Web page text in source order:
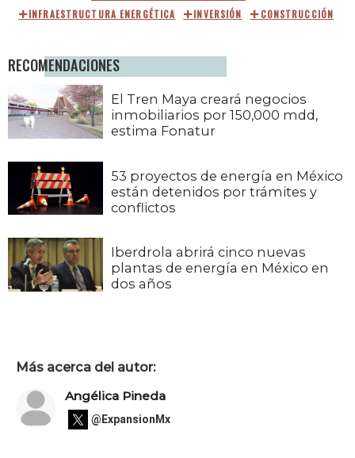
INFRAESTRUCTURA ENERGÉTICA
INVERSIÓN CONSTRUCCIÓN
RECOMENDACIONES
El Tren Maya creará negocios
inmobiliarios por 150,000 mdd,
estima Fonatur
53 proyectos de energía en México
están detenidos por trámites y
conflictos
Iberdrola abrirá cinco nuevas
plantas de energía en México en
dos años
Más acerca del autor:
Angélica Pineda
@ExpansionMx